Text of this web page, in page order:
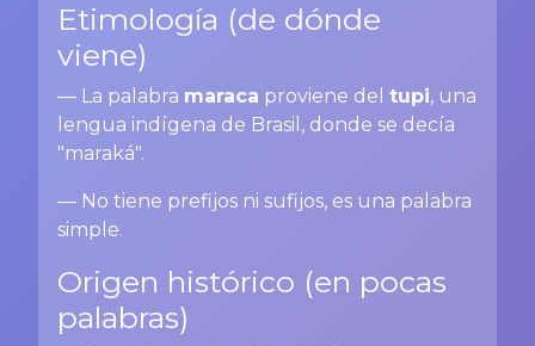
Etimología (de dónde
viene)
— La palabra maraca proviene del tupi, una
lengua indígena de Brasil, donde se decía
"maraká".
— No tiene prefijos ni sufijos, es una palabra
simple.
Origen histórico (en pocas
palabras)